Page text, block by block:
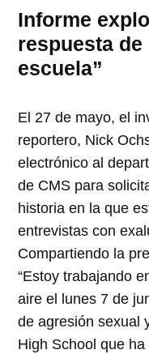
Informe
respuesta
escuela”
El 27 de mayo, el
reportero, Nick
electrónico al
de CMS para
historia en la que
entrevistas con
Compartiendo la
“Estoy trabajando
aire el lunes 7 de
de agresión sexual
High School que